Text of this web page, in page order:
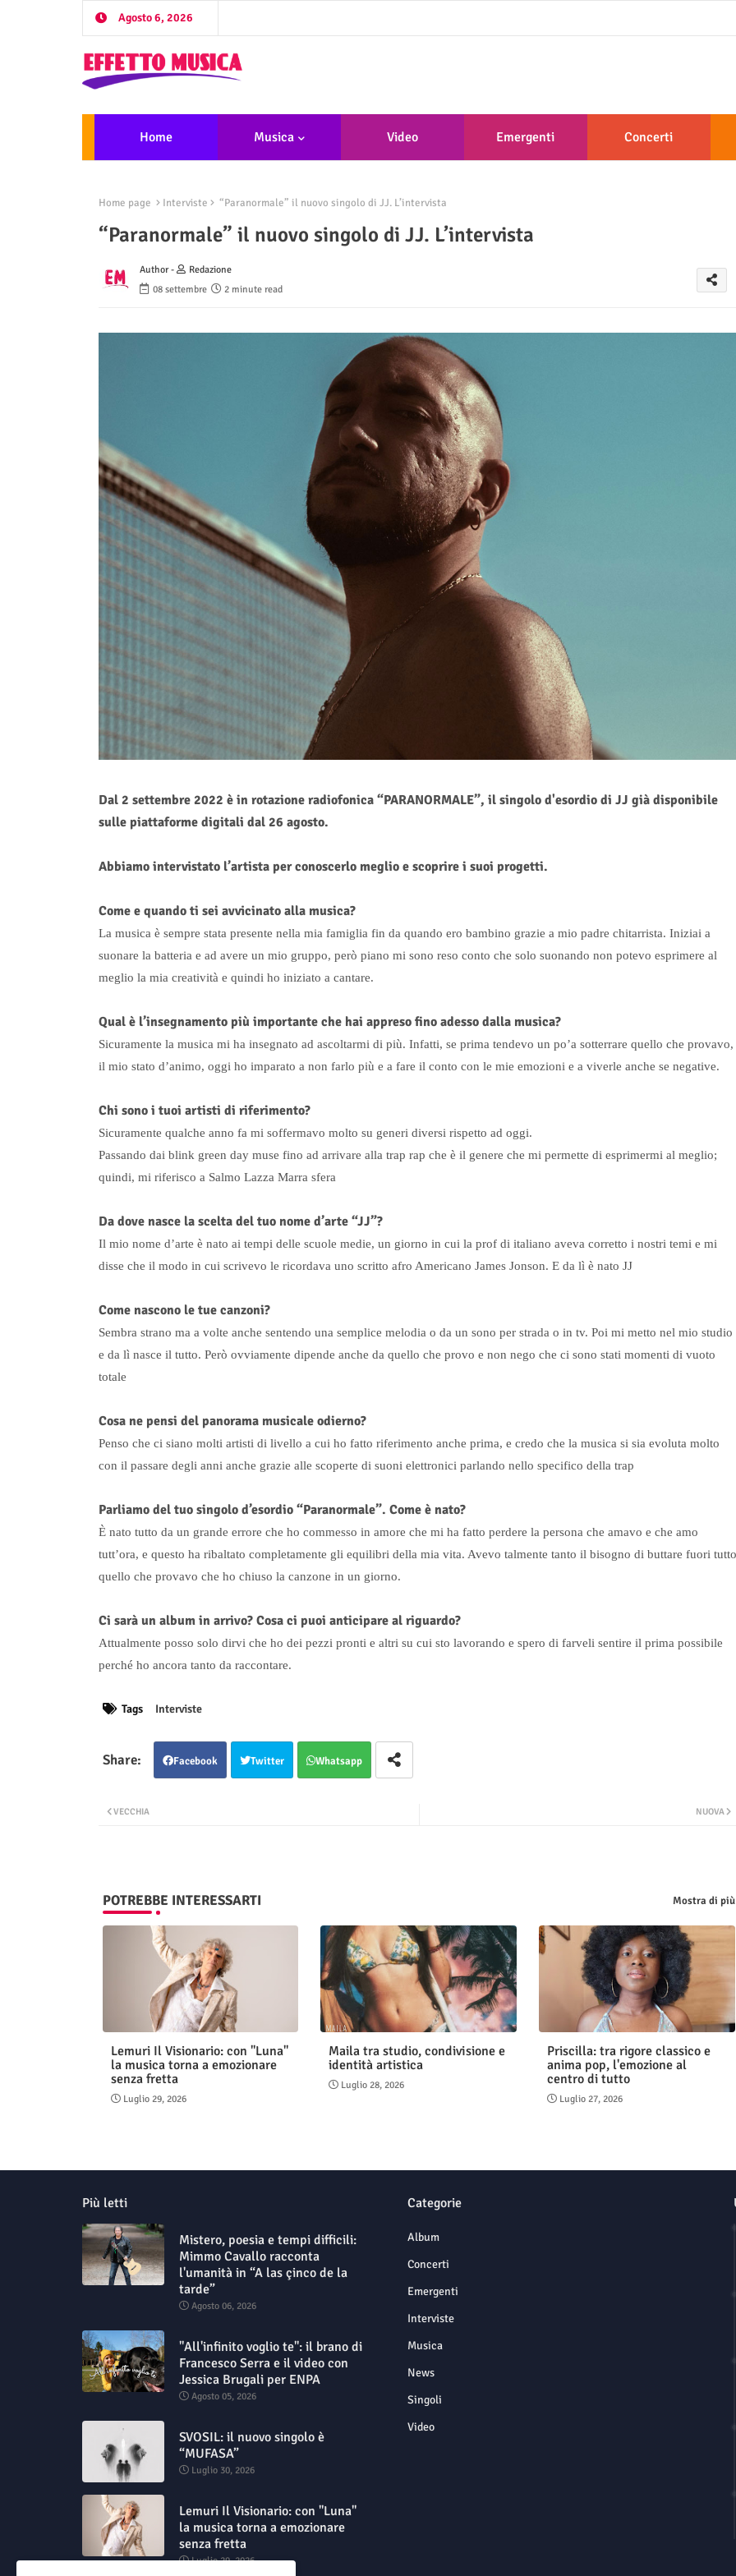
Agosto 6, 2026
Home Musica Video Emergenti Concerti
Home page Interviste “Paranormale” il nuovo singolo di JJ. L’intervista
“Paranormale” il nuovo singolo di JJ. L’intervista
Author -
Redazione
08 settembre
2 minute read
Dal 2 settembre 2022 è in rotazione radiofonica “PARANORMALE”, il singolo d'esordio di JJ già disponibile
sulle piattaforme digitali dal 26 agosto.
Abbiamo intervistato l’artista per conoscerlo meglio e scoprire i suoi progetti.
Come e quando ti sei avvicinato alla musica?
La musica è sempre stata presente nella mia famiglia fin da quando ero bambino grazie a mio padre chitarrista. Iniziai a
suonare la batteria e ad avere un mio gruppo, però piano mi sono reso conto che solo suonando non potevo esprimere al
meglio la mia creatività e quindi ho iniziato a cantare.
Qual è l’insegnamento più importante che hai appreso fino adesso dalla musica?
Sicuramente la musica mi ha insegnato ad ascoltarmi di più. Infatti, se prima tendevo un po’a sotterrare quello che provavo,
il mio stato d’animo, oggi ho imparato a non farlo più e a fare il conto con le mie emozioni e a viverle anche se negative.
Chi sono i tuoi artisti di riferimento?
Sicuramente qualche anno fa mi soffermavo molto su generi diversi rispetto ad oggi.
Passando dai blink green day muse fino ad arrivare alla trap rap che è il genere che mi permette di esprimermi al meglio;
quindi, mi riferisco a Salmo Lazza Marra sfera
Da dove nasce la scelta del tuo nome d’arte “JJ”?
Il mio nome d’arte è nato ai tempi delle scuole medie, un giorno in cui la prof di italiano aveva corretto i nostri temi e mi
disse che il modo in cui scrivevo le ricordava uno scritto afro Americano James Jonson. E da lì è nato JJ
Come nascono le tue canzoni?
Sembra strano ma a volte anche sentendo una semplice melodia o da un sono per strada o in tv. Poi mi metto nel mio studio
e da lì nasce il tutto. Però ovviamente dipende anche da quello che provo e non nego che ci sono stati momenti di vuoto
totale
Cosa ne pensi del panorama musicale odierno?
Penso che ci siano molti artisti di livello a cui ho fatto riferimento anche prima, e credo che la musica si sia evoluta molto
con il passare degli anni anche grazie alle scoperte di suoni elettronici parlando nello specifico della trap
Parliamo del tuo singolo d’esordio “Paranormale”. Come è nato?
È nato tutto da un grande errore che ho commesso in amore che mi ha fatto perdere la persona che amavo e che amo
tutt’ora, e questo ha ribaltato completamente gli equilibri della mia vita. Avevo talmente tanto il bisogno di buttare fuori tutto
quello che provavo che ho chiuso la canzone in un giorno.
Ci sarà un album in arrivo? Cosa ci puoi anticipare al riguardo?
Attualmente posso solo dirvi che ho dei pezzi pronti e altri su cui sto lavorando e spero di farveli sentire il prima possibile
perché ho ancora tanto da raccontare.
Tags Interviste
Facebook Twitter Whatsapp
NUOVA
VECCHIA
POTREBBE INTERESSARTI Mostra di più
Lemuri Il Visionario: con "Luna"
la musica torna a emozionare
senza fretta
Luglio 29, 2026
Maila tra studio, condivisione e
identità artistica
Luglio 28, 2026
Priscilla: tra rigore classico e
anima pop, l'emozione al
centro di tutto
Luglio 27, 2026
Più letti
Mistero, poesia e tempi difficili:
Mimmo Cavallo racconta
l'umanità in “A las çinco de la
tarde”
Agosto 06, 2026
"All'infinito voglio te": il brano di
Francesco Serra e il video con
Jessica Brugali per ENPA
Agosto 05, 2026
SVOSIL: il nuovo singolo è
“MUFASA”
Luglio 30, 2026
Lemuri Il Visionario: con "Luna"
la musica torna a emozionare
senza fretta
Luglio 29, 2026
Categorie
Album
Concerti
Emergenti
Interviste
Musica
News
Singoli
Video